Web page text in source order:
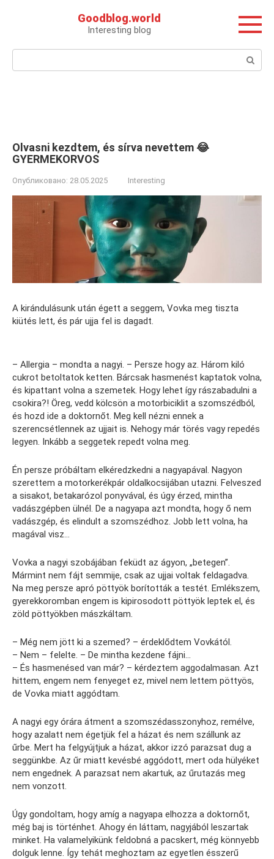
Goodblog.world
Interesting blog
Поиск:
Olvasni kezdtem, és sírva nevettem 😂
GYERMEKORVOS
Опубликовано: 28.05.2025 Interesting
A kirándulásunk után égett a seggem, Vovka meg tiszta
kiütés lett, és pár ujja fel is dagadt.
– Allergia – mondta a nagyi. – Persze hogy az. Három kiló
cukrot betoltatok ketten. Bárcsak hasmenést kaptatok volna,
és kipattant volna a szemetek. Hogy lehet így rászabadulni a
csokira?! Öreg, vedd kölcsön a motorbiciklit a szomszédból,
és hozd ide a doktornőt. Meg kell nézni ennek a
szerencsétlennek az ujjait is. Nehogy már törés vagy repedés
legyen. Inkább a seggetek repedt volna meg.
Én persze próbáltam elkéredzkedni a nagyapával. Nagyon
szerettem a motorkerékpár oldalkocsijában utazni. Felveszed
a sisakot, betakarózol ponyvával, és úgy érzed, mintha
vadászgépben ülnél. De a nagyapa azt mondta, hogy ő nem
vadászgép, és elindult a szomszédhoz. Jobb lett volna, ha
magával visz…
Vovka a nagyi szobájában feküdt az ágyon, „betegen”.
Mármint nem fájt semmije, csak az ujjai voltak feldagadva.
Na meg persze apró pöttyök borították a testét. Emlékszem,
gyerekkoromban engem is kipirosodott pöttyök leptek el, és
zöld pöttyökben mászkáltam.
– Még nem jött ki a szemed? – érdeklődtem Vovkától.
– Nem – felelte. – De mintha kezdene fájni…
– És hasmenésed van már? – kérdeztem aggodalmasan. Azt
hittem, engem nem fenyeget ez, mivel nem lettem pöttyös,
de Vovka miatt aggódtam.
A nagyi egy órára átment a szomszédasszonyhoz, remélve,
hogy azalatt nem égetjük fel a házat és nem szállunk az
űrbe. Mert ha felgyújtjuk a házat, akkor izzó parazsat dug a
seggünkbe. Az űr miatt kevésbé aggódott, mert oda hülyéket
nem engednek. A parazsat nem akartuk, az űrutazás meg
nem vonzott.
Úgy gondoltam, hogy amíg a nagyapa elhozza a doktornőt,
még baj is történhet. Ahogy én láttam, nagyjából leszartak
minket. Ha valamelyikünk feldobná a pacskert, még könnyebb
dolguk lenne. Így tehát meghoztam az egyetlen ésszerű